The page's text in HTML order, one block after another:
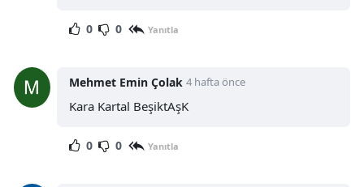
0 0 Yanıtla
Mehmet Emin Çolak 4 hafta önce
Kara Kartal BeşiktAşK
0 0 Yanıtla